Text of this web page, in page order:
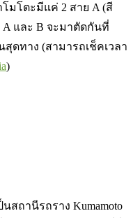
มโตะมีแค่ 2 สาย A (สี
A และ B จะมาตัดกันที่
ดทาง (สามารถเช็คเวลา
)
สถานีรถราง Kumamoto